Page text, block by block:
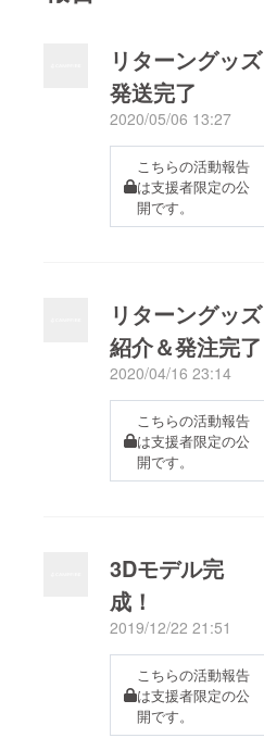
リターングッズ
発送完了
2020/05/06 13:27
こちらの活動報告
は支援者限定の公
開です。
リターングッズ
紹介＆発注完了
2020/04/16 23:14
こちらの活動報告
は支援者限定の公
開です。
3Dモデル完
成！
2019/12/22 21:51
こちらの活動報告
は支援者限定の公
開です。